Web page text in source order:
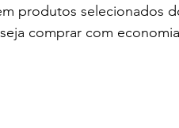
produtos selecionados
comprar com